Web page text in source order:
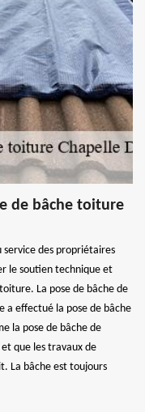
de bâche toiture
service des propriétaires
le soutien technique et
La pose de bâche de
a effectué la pose de bâche
la pose de bâche de
que les travaux de
La bâche est toujours